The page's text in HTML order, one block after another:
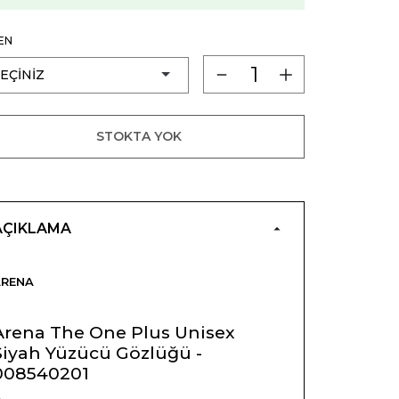
STOKTA YOK
The One Plus Unisex
Yüzücü Gözlüğü -